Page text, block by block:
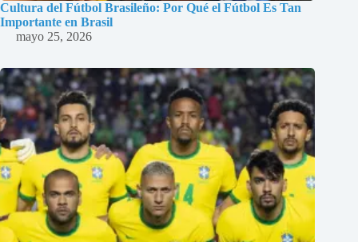
Cultura del Fútbol Brasileño: Por Qué el Fútbol Es Tan
Importante en Brasil
mayo 25, 2026